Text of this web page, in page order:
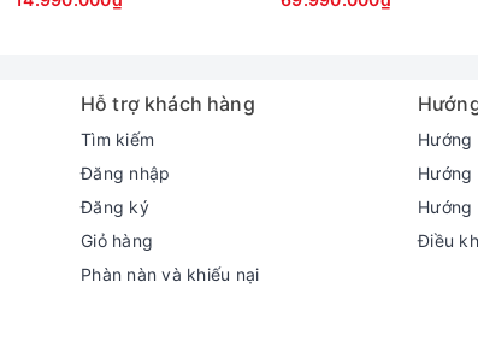
này.
hình 13,3 inch của Samsung Galaxy Book3 13 360
vẽ tùy theo tác vụ và nhu cầu của mình.
14 inch FHD Touch)
QHD 240Hz
Hỗ trợ khách hàng
Tìm kiếm
Đăng nhập
Đăng ký
Giỏ hàng
Phàn nàn và khiếu nại
Hướng
Hướng
Hướng
Điều